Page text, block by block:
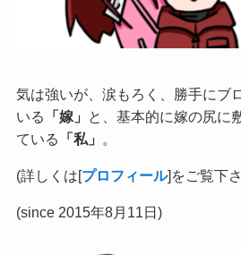
気は強いが、涙もろく、勝手にブ
いる
「嫁」
と、基本的に嫁の尻に
ている
「私」 。
(詳しくは[プロフィール]をご覧下
(since 2015年8月11日)